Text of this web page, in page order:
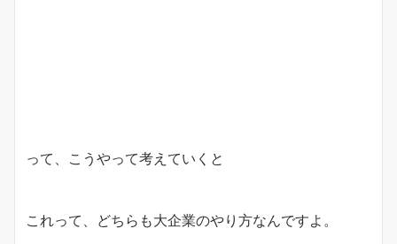
って、こうやって考えていくと
これって、どちらも大企業のやり方なんですよ。